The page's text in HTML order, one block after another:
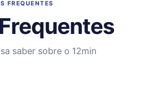
FREQUENTES
saber sobre o 12min